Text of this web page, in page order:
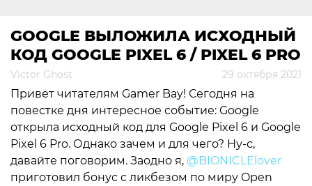
GOOGLE ВЫЛОЖИЛА ИСХОДНЫЙ
КОД GOOGLE PIXEL 6 / PIXEL 6 PRO
Victor Ghost 29 октября 2021
Привет читателям Gamer Bay! Сегодня на
повестке дня интересное событие: Google
открыла исходный код для Google Pixel 6 и Google
Pixel 6 Pro. Однако зачем и для чего? Ну-с,
давайте поговорим. Заодно я, @BIONICLElover
приготовил бонус с ликбезом по миру Open